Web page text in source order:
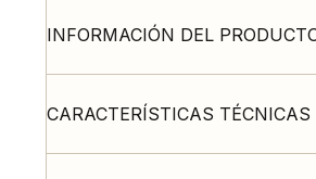
INFORMACIÓN DEL
CARACTERÍSTICAS TÉCNICAS